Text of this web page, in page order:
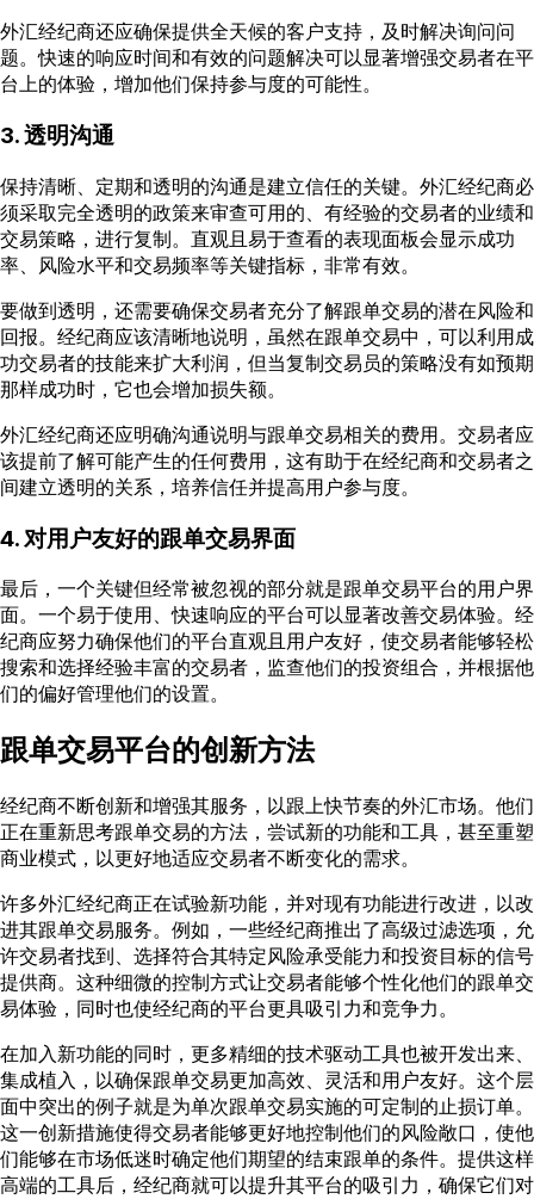
外汇经纪商还应确保提供全天候的客户支持，及时解决询问问
题。快速的响应时间和有效的问题解决可以显著增强交易者在平
台上的体验，增加他们保持参与度的可能性。
3. 透明沟通
保持清晰、定期和透明的沟通是建立信任的关键。外汇经纪商必
须采取完全透明的政策来审查可用的、有经验的交易者的业绩和
交易策略，进行复制。直观且易于查看的表现面板会显示成功
率、风险水平和交易频率等关键指标，非常有效。
要做到透明，还需要确保交易者充分了解跟单交易的潜在风险和
回报。经纪商应该清晰地说明，虽然在跟单交易中，可以利用成
功交易者的技能来扩大利润，但当复制交易员的策略没有如预期
那样成功时，它也会增加损失额。
外汇经纪商还应明确沟通说明与跟单交易相关的费用。交易者应
该提前了解可能产生的任何费用，这有助于在经纪商和交易者之
间建立透明的关系，培养信任并提高用户参与度。
4. 对用户友好的跟单交易界面
最后，一个关键但经常被忽视的部分就是跟单交易平台的用户界
面。一个易于使用、快速响应的平台可以显著改善交易体验。经
纪商应努力确保他们的平台直观且用户友好，使交易者能够轻松
搜索和选择经验丰富的交易者，监查他们的投资组合，并根据他
们的偏好管理他们的设置。
跟单交易平台的创新方法
经纪商不断创新和增强其服务，以跟上快节奏的外汇市场。他们
正在重新思考跟单交易的方法，尝试新的功能和工具，甚至重塑
商业模式，以更好地适应交易者不断变化的需求。
许多外汇经纪商正在试验新功能，并对现有功能进行改进，以改
进其跟单交易服务。例如，一些经纪商推出了高级过滤选项，允
许交易者找到、选择符合其特定风险承受能力和投资目标的信号
提供商。这种细微的控制方式让交易者能够个性化他们的跟单交
易体验，同时也使经纪商的平台更具吸引力和竞争力。
在加入新功能的同时，更多精细的技术驱动工具也被开发出来、
集成植入，以确保跟单交易更加高效、灵活和用户友好。这个层
面中突出的例子就是为单次跟单交易实施的可定制的止损订单。
这一创新措施使得交易者能够更好地控制他们的风险敞口，使他
们能够在市场低迷时确定他们期望的结束跟单的条件。提供这样
高端的工具后，经纪商就可以提升其平台的吸引力，确保它们对